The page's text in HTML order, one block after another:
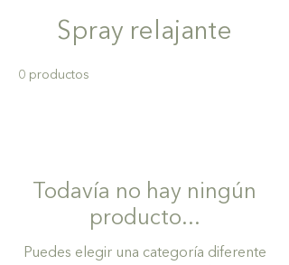
Spray relajante
0 productos
Todavía no hay ningún
producto...
Puedes elegir una categoría diferente